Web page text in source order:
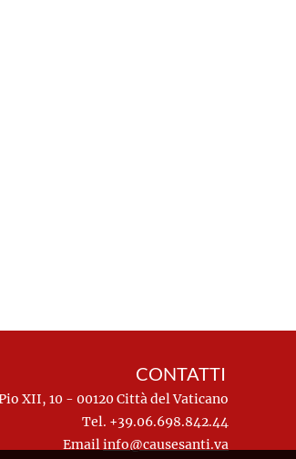
CONTATTI
XII, 10 - 00120 Città del Vaticano
Tel. +39.06.698.842.44
Emailinfo@causesanti.va